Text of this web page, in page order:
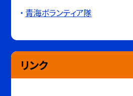
青海ボランティア隊
リンク